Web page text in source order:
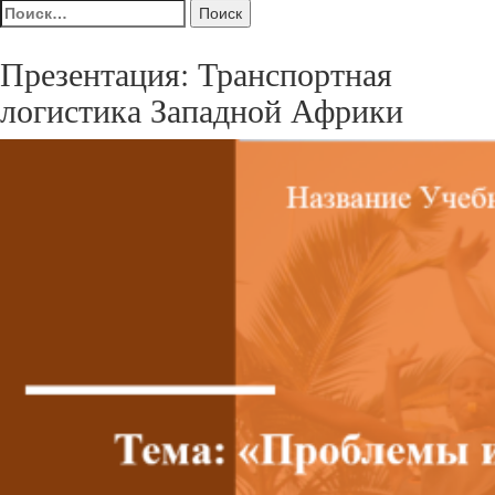
Найти:
Презентация: Транспортная
логистика Западной Африки